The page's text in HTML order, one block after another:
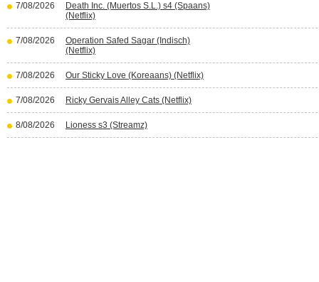
7/08/2026
Death Inc. (Muertos S.L.) s4 (Spaans)
(Netflix)
7/08/2026
Operation Safed Sagar (Indisch)
(Netflix)
7/08/2026 Our Sticky Love (Koreaans) (Netflix)
7/08/2026 Ricky Gervais Alley Cats (Netflix)
8/08/2026 Lioness s3 (Streamz)